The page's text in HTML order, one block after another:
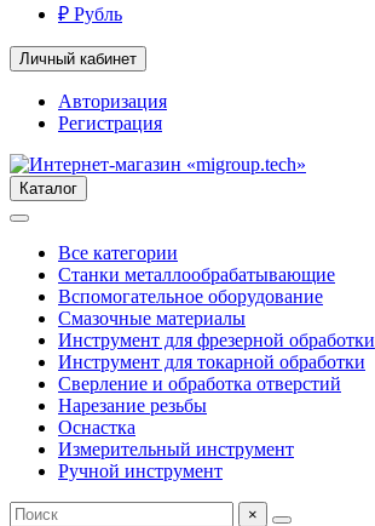
₽ Рубль
Личный кабинет
Авторизация
Регистрация
Каталог
Все категории
Станки металлообрабатывающие
Вспомогательное оборудование
Смазочные материалы
Инструмент для фрезерной обработки
Инструмент для токарной обработки
Сверление и обработка отверстий
Нарезание резьбы
Оснастка
Измерительный инструмент
Ручной инструмент
×